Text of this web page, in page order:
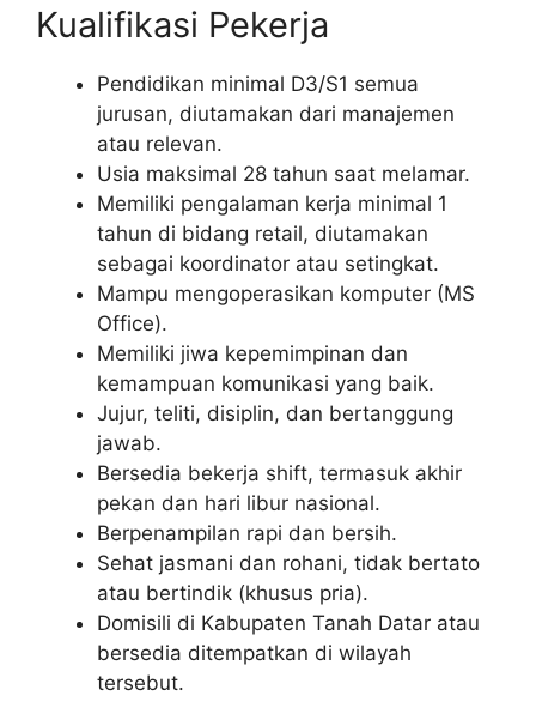
Kualifikasi Pekerja
Pendidikan minimal D3/S1 semua
jurusan, diutamakan dari manajemen
atau relevan.
Usia maksimal 28 tahun saat melamar.
Memiliki pengalaman kerja minimal 1
tahun di bidang retail, diutamakan
sebagai koordinator atau setingkat.
Mampu mengoperasikan komputer (MS
Office).
Memiliki jiwa kepemimpinan dan
kemampuan komunikasi yang baik.
Jujur, teliti, disiplin, dan bertanggung
jawab.
Bersedia bekerja shift, termasuk akhir
pekan dan hari libur nasional.
Berpenampilan rapi dan bersih.
Sehat jasmani dan rohani, tidak bertato
atau bertindik (khusus pria).
Domisili di Kabupaten Tanah Datar atau
bersedia ditempatkan di wilayah
tersebut.